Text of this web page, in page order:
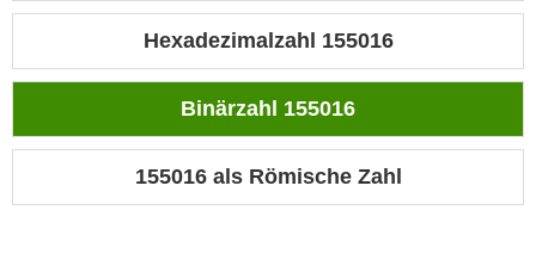
Hexadezimalzahl 155016
Binärzahl 155016
155016 als Römische Zahl